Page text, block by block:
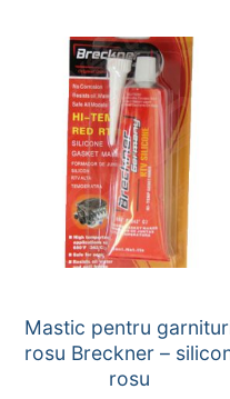
Mastic pentru
rosu Breckner –
rosu